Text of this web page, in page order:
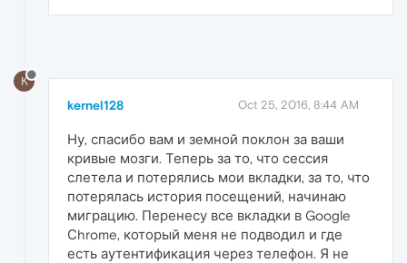
K
kernel128 Oct 25, 2016, 8:44 AM
Ну, спасибо вам и земной поклон за ваши
кривые мозги. Теперь за то, что сессия
слетела и потерялись мои вкладки, за то, что
потерялась история посещений, начинаю
миграцию. Перенесу все вкладки в Google
Сhrome, который меня не подводил и где
есть аутентификация через телефон. Я не